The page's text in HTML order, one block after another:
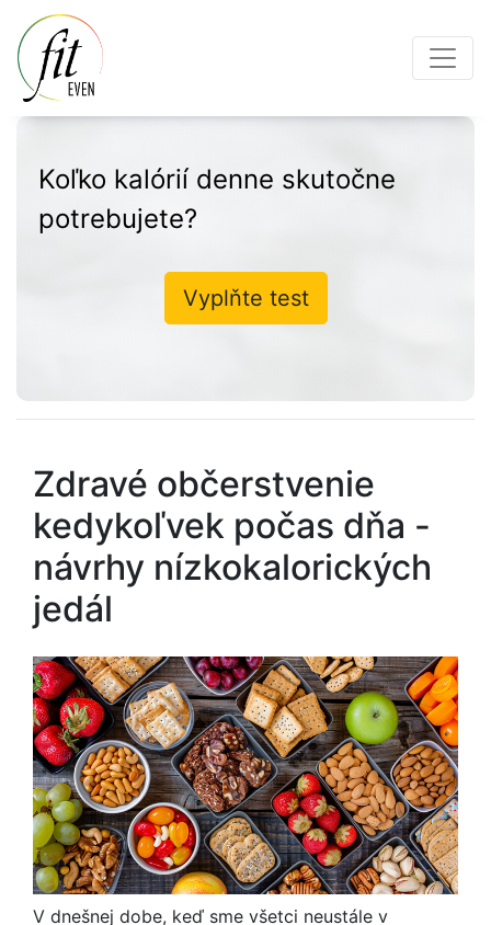
Koľko kalórií denne skutočne
potrebujete?
Vyplňte test
Zdravé občerstvenie
kedykoľvek počas dňa -
návrhy nízkokalorických
jedál
V dnešnej dobe, keď sme všetci neustále v